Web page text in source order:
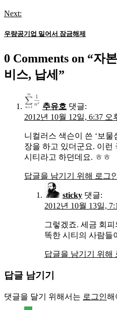
색
Next:
우량공기업 밀어서 잠금해제
0 Comments on “자
비스, 납세 ”
추유호 댓글:
2012년 10월 12일, 6:37 오
니컬러스 색슨이 쓴 ‘보
장을 하고 있더군요. 이런
시티라고 하던데요. ㅎㅎ
답글을 남기기 위해 로그
sticky 댓글:
2012년 10월 13일,
그렇겠죠. 세금 회
똑한 시티의 사람
답글을 남기기 위해
답글 남기기
댓글을 달기 위해서는 로그인해